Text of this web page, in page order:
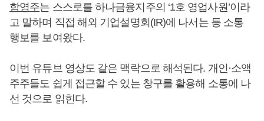
함영주는 스스로를 하나금융지주의 ‘1호 영업사원’이라
고 말하며 직접 해외 기업설명회(IR)에 나서는 등 소통
행보를 보여왔다.
이번 유튜브 영상도 같은 맥락으로 해석된다. 개인·소액
주주들도 쉽게 접근할 수 있는 창구를 활용해 소통에 나
선 것으로 읽힌다.